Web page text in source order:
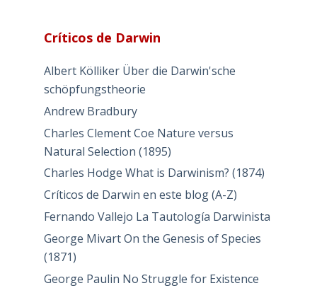
Críticos de Darwin
Albert Kölliker Über die Darwin'sche
schöpfungstheorie
Andrew Bradbury
Charles Clement Coe Nature versus
Natural Selection (1895)
Charles Hodge What is Darwinism? (1874)
Críticos de Darwin en este blog (A-Z)
Fernando Vallejo La Tautología Darwinista
George Mivart On the Genesis of Species
(1871)
George Paulin No Struggle for Existence